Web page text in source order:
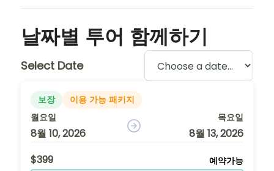
날짜별 투어 함께하기
Select Date
보장
이용 가능 패키지
월요일
8월 10, 2026
목요일
8월 13, 2026
$399
예약가능